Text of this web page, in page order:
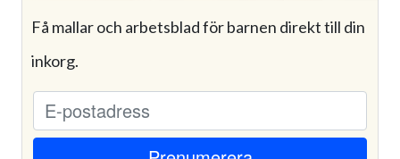
Få mallar och arbetsblad för barnen direkt till din
inkorg.